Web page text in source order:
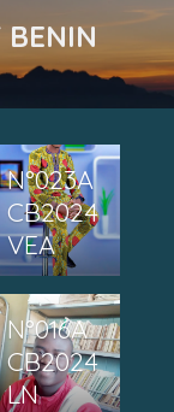
BENIN
N°023A
CB2024
VEA
N°016A
CB2024
LN